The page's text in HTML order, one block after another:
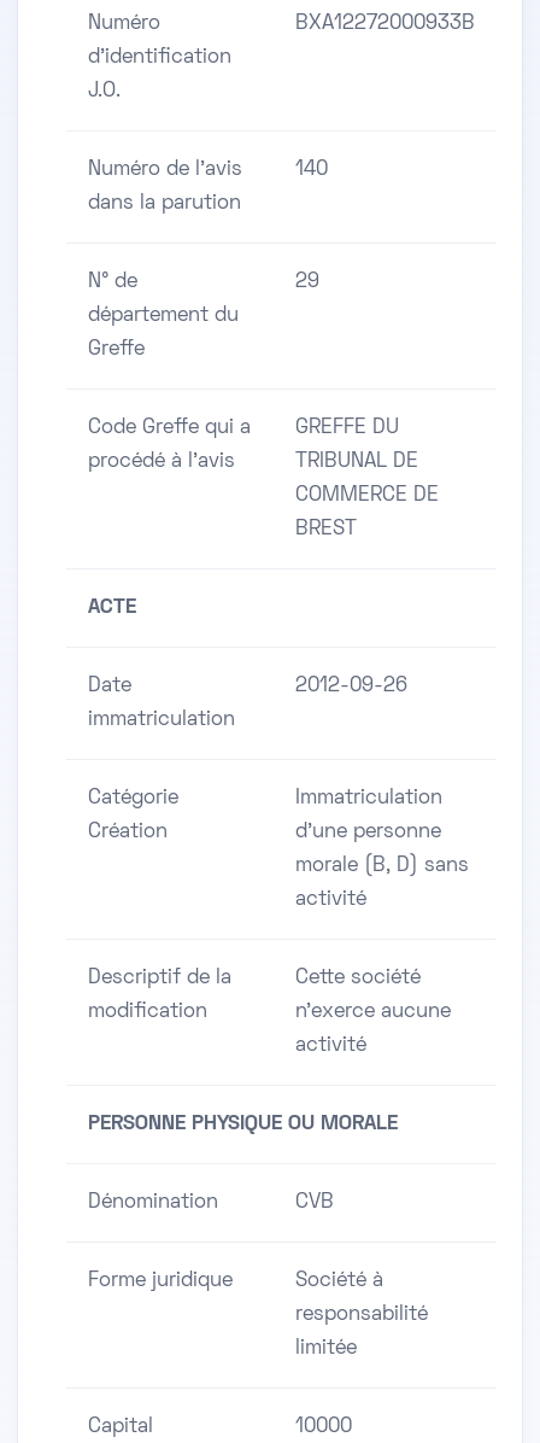
Numéro
d'identification
J.O.
BXA12272000933B
Numéro de l'avis
dans la parution
140
N° de
département du
Greffe
29
Code Greffe qui a
procédé à l'avis
GREFFE DU
TRIBUNAL DE
COMMERCE DE
BREST
ACTE
Date
immatriculation
2012-09-26
Catégorie
Création
Immatriculation
d'une personne
morale (B, D) sans
activité
Descriptif de la
modification
Cette société
n'exerce aucune
activité
PERSONNE PHYSIQUE OU MORALE
Dénomination CVB
Forme juridique
Société à
responsabilité
limitée
Capital 10000